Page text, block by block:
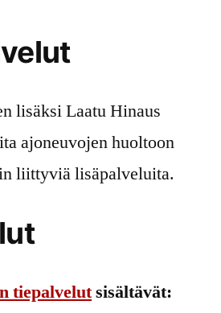
lisäksi Laatu Hinaus
ajoneuvojen huoltoon
liittyviä lisäpalveluita.
tiepalvelutsisältävät: